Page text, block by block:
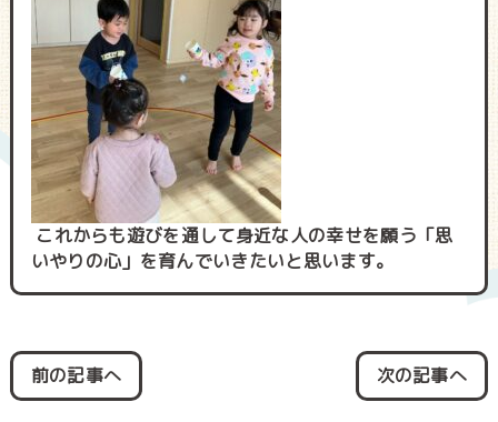
これからも遊びを通して身近な人の幸せを願う「思
いやりの心」を育んでいきたいと思います。
前の記事へ 次の記事へ